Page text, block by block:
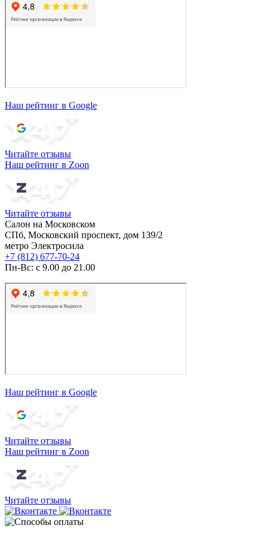
Наш рейтинг в Google
Читайте отзывы
Наш рейтинг в Zoon
Читайте отзывы
Салон на Московском
СПб, Московский проспект, дом 139/2
метро Электросила
+7 (812) 677-70-24
Пн-Вс: с 9.00 до 21.00
Наш рейтинг в Google
Читайте отзывы
Наш рейтинг в Zoon
Читайте отзывы